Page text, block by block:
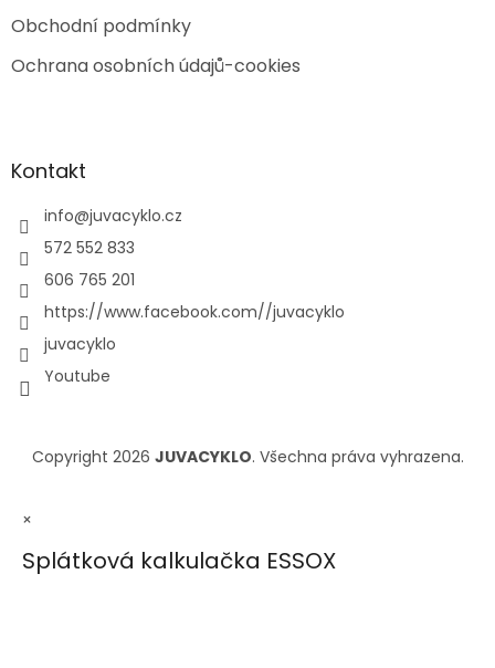
Obchodní podmínky
Ochrana osobních údajů-cookies
Kontakt
info@juvacyklo.cz
572 552 833
606 765 201
https://www.facebook.com//juvacyklo
juvacyklo
Youtube
Copyright 2026 JUVACYKLO. Všechna práva vyhrazena.
×
Splátková kalkulačka ESSOX